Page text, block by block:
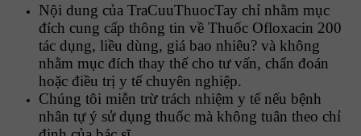
Nội dung của TraCuuThuocTay chỉ nhằm mục
đích cung cấp thông tin về Thuốc Ofloxacin 200
tác dụng, liều dùng, giá bao nhiêu? và không
nhằm mục đích thay thế cho tư vấn, chẩn đoán
hoặc điều trị y tế chuyên nghiệp.
Chúng tôi miễn trừ trách nhiệm y tế nếu bệnh
nhân tự ý sử dụng thuốc mà không tuân theo chỉ